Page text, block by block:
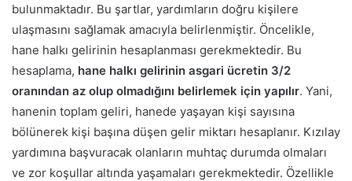
bulunmaktadır. Bu şartlar, yardımların doğru kişilere
ulaşmasını sağlamak amacıyla belirlenmiştir. Öncelikle,
hane halkı gelirinin hesaplanması gerekmektedir. Bu
hesaplama, hane halkı gelirinin asgari ücretin 3/2
oranından az olup olmadığını belirlemek için yapılır. Yani,
hanenin toplam geliri, hanede yaşayan kişi sayısına
bölünerek kişi başına düşen gelir miktarı hesaplanır. Kızılay
yardımına başvuracak olanların muhtaç durumda olmaları
ve zor koşullar altında yaşamaları gerekmektedir. Özellikle